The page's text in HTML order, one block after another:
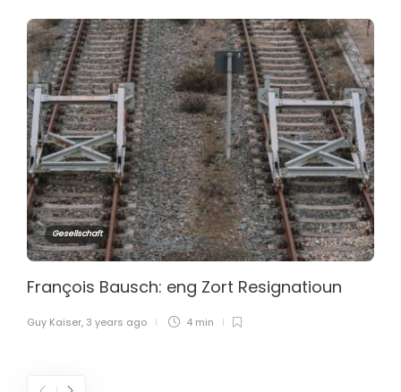
Gesellschaft
François Bausch: eng Zort Resignatioun
Guy Kaiser, 3 years ago 4 min